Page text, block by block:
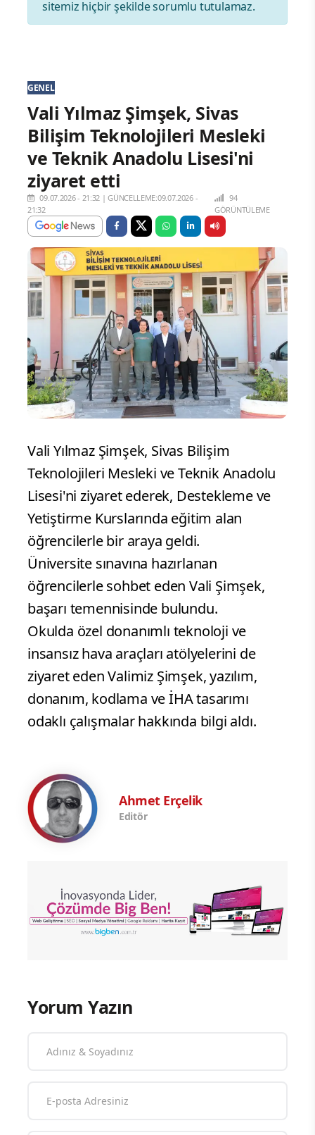
sitemiz hiçbir şekilde sorumlu tutulamaz.
GENEL
Vali Yılmaz Şimşek, Sivas
Bilişim Teknolojileri Mesleki
ve Teknik Anadolu Lisesi'ni
ziyaret etti
09.07.2026 - 21:32 |GÜNCELLEME:09.07.2026 -
21:32
94
GÖRÜNTÜLEME
Vali Yılmaz Şimşek, Sivas Bilişim
Teknolojileri Mesleki ve Teknik Anadolu
Lisesi'ni ziyaret ederek, Destekleme ve
Yetiştirme Kurslarında eğitim alan
öğrencilerle bir araya geldi.
Üniversite sınavına hazırlanan
öğrencilerle sohbet eden Vali Şimşek,
başarı temennisinde bulundu.
Okulda özel donanımlı teknoloji ve
insansız hava araçları atölyelerini de
ziyaret eden Valimiz Şimşek, yazılım,
donanım, kodlama ve İHA tasarımı
odaklı çalışmalar hakkında bilgi aldı.
Ahmet Erçelik
Editör
Yorum Yazın